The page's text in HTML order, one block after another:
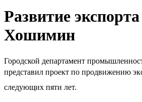
Развитие
Хошимин
Городской департамент
представил проект по продвижению
следующих пяти лет.